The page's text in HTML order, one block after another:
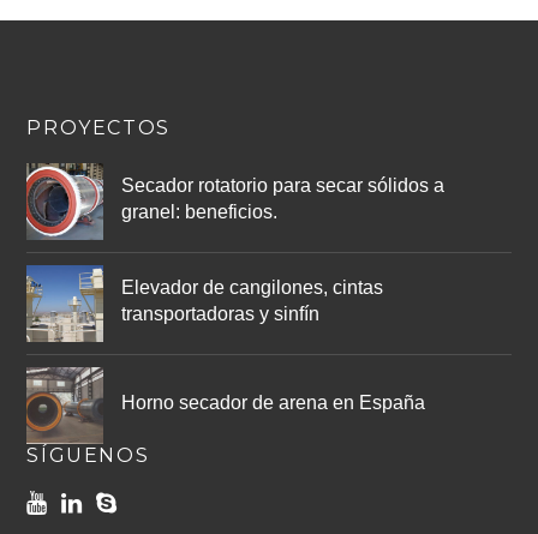
PROYECTOS
Secador rotatorio para secar sólidos a
granel: beneficios.
Elevador de cangilones, cintas
transportadoras y sinfín
Horno secador de arena en España
SÍGUENOS